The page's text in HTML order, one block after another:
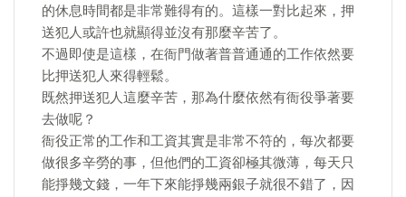
的休息時間都是非常難得有的。這樣一對比起來，押
送犯人或許也就顯得並沒有那麼辛苦了。
不過即使是這樣，在衙門做著普普通通的工作依然要
比押送犯人來得輕鬆。
既然押送犯人這麼辛苦，那為什麼依然有衙役爭著要
去做呢？
衙役正常的工作和工資其實是非常不符的，每次都要
做很多辛勞的事，但他們的工資卻極其微薄，每天只
能掙幾文錢，一年下來能掙幾兩銀子就很不錯了，因